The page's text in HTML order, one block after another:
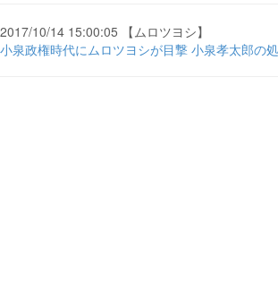
2017/10/14 15:00:05 【ムロツヨシ】
小泉政権時代にムロツヨシが目撃 小泉孝太郎の